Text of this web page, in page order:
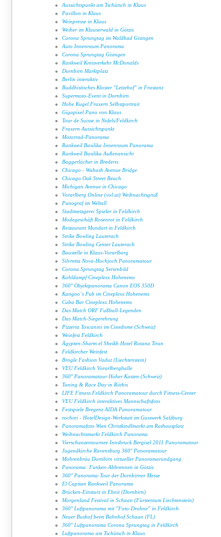
Aussichtspunkt am Tschütsch in Klaus
Pavillon in Klaus
Weinpresse in Klaus
Weiher im Klauserwald in Götzis
Corona Sprungtag im Waldbad Gisingen
Auto Innenraum Panorama
Corona Sprungtag Gisingen
Rankweil Kreisverkehr McDonalds
Dornbirn Marktplatz
Berlin interaktiv
Buddhistisches Kloster "Letzehof" in Frastanz
Supermoto-Event in Dornbirn
Hohe Kugel Fraxern Selbstportrait
Gigapixel Pano von Klaus
Tour de Suisse in Nofels/Feldkirch
Fraxern Aussichtspunkt
Motorrad-Panorama
Rankweil Basilika Innenraum Panorama
Rankweil Basilika Außenansicht
Baggerlöcher in Brederis
Chicago - Wabash Avenue Bridge
Chicago Oak Street Beach
Michigan Avenue in Chicago
Vorarlberg Online (vol.at) Weihnachtsgruß
Panograf im Weltall
Stadtmetzgerei Spieler in Feldkirch
Modegeschäft Rosenrot in Feldkirch
Restaurant Mundart in Feldkirch
Strike Bowling Lauterach
Strike Bowling Center Lauterach
Baustelle in Klaus-Vorarlberg
Silvretta Nova-Hochjoch Panoramatour
Corona Sprungtag Serienbild
Kohldampf Cineplexx Hohenems
360° Objektpanorama Canon EOS 350D
Kangoo´s Pub im Cineplexx Hohenems
Cuba Bar Cineplexx Hohenems
Das Match ORF Fußball-Legenden
Das Match-Siegerehrung
Pizzeria Toscanini im Cinedome (Schweiz)
Weinfest Feldkirch
Ägypten-Sharm el Sheikh Hotel Rotana Tiran
Feldkircher Weinfest
Brogle Fashion Vaduz (Liechtenstein)
VEU Feldkirch Vorarlberghalle
360° Panoramatour Hoher Kasten (Schweiz)
Tuning & Race Day in Röthis
LIFE Fitness Feldkirch Panoramatour durch Fitness-Center
VEU Feldkirch interaktives Mannschaftsfoto
Festspiele Bregenz AIDA Panoramatour
rochini - HotelDesign-Werkstatt im Gusswerk Salzburg
Panoramafoto Wien Christkindlmarkt am Rathausplatz
Weihnachtsmarkt Feldkirch Panorama
Vierschanzentournee Innsbruck Bergisel 2011 Panoramatour
Jugendkirche Ravensburg 360° Panoramatour
Mohrenbräu Dornbirn virtueller Panoramarundgang
Panorama: Funken-Abbrennen in Götzis
360° Panorama-Tour der Dornbirner Messe
El Capitan Rankweil Panorama
Brücken-Einsturz in Ebnit (Dornbirn)
Morgenland Festival in Schaan (Fürstentum Liechtenstein)
360° Luftpanorama mit "Foto-Drohne" in Feldkirch
Neuer Bushof beim Bahnhof Schaan (FL)
360° Luftpanorama Corona Sprungtag in Feldkirch
Luftpanorama am Tschütsch in Klaus